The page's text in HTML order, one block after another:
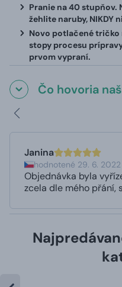
Pranie na 40 stupňov.
žehlite naruby, NIKDY
Novo potlačené tričko
stopy procesu
prvom vypraní.
Čo hovoria
Janina
hodnotené 29. 6.
Objednávka byla
zcela dle mého přání,